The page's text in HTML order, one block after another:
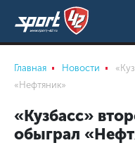
Главная Новости
«Нефтяник»
«Кузбасс»
обыграл